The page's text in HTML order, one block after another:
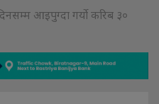
आइपुग्दा गर्यो करिब ३०